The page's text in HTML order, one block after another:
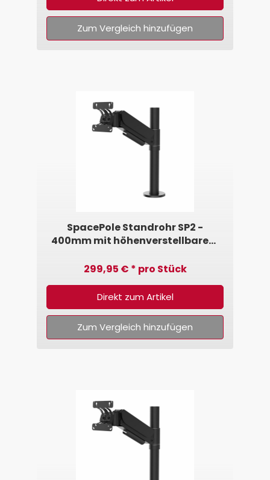
Zum Vergleich hinzufügen
SpacePole Standrohr SP2 -
400mm mit höhenverstellbarem
299,95 € * pro Stück
Direkt zum Artikel
Zum Vergleich hinzufügen